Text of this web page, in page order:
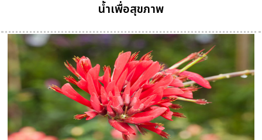
น้ำเพื่อสุขภาพ